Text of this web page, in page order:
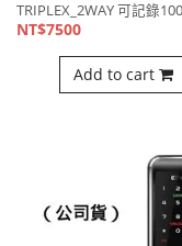
NT$7500
Add to cart